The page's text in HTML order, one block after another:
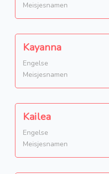
Meisjesnamen
Kayanna
Engelse
Meisjesnamen
Kailea
Engelse
Meisjesnamen